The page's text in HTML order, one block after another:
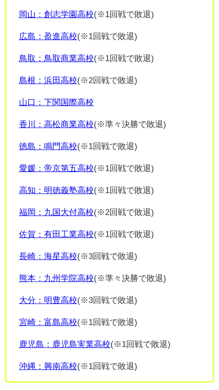
岡山：創志学園高校(※1回戦で敗退)
広島：盈進高校(※1回戦で敗退)
鳥取：鳥取商業高校(※1回戦で敗退)
島根：浜田高校(※2回戦で敗退)
山口：下関国際高校
香川：高松商業高校(※準々決勝で敗退)
徳島：鳴門高校(※1回戦で敗退)
愛媛：帝京第五高校(※1回戦で敗退)
高知：明徳義塾高校(※1回戦で敗退)
福岡：九国大付高校(※2回戦で敗退)
佐賀：有田工業高校(※1回戦で敗退)
長崎：海星高校(※3回戦で敗退)
熊本：九州学院高校(※準々決勝で敗退)
大分：明豊高校(※3回戦で敗退)
宮崎：富島高校(※1回戦で敗退)
鹿児島：鹿児島実業高校(※1回戦で敗退)
沖縄：興南高校(※1回戦で敗退)